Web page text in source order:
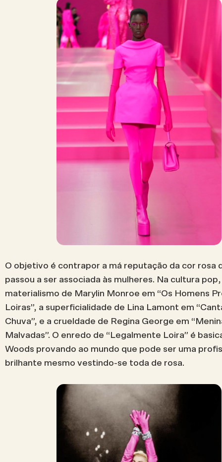
O objetivo é contrapor a má reputação da cor rosa
passou a ser associada às mulheres. Na cultura
materialismo de Marylin Monroe em “Os Homens
Loiras”, a superficialidade de Lina Lamont em
Chuva”, e a crueldade de Regina George em
Malvadas”. O enredo de “Legalmente Loira” é
Woods provando ao mundo que pode ser uma
brilhante mesmo vestindo-se toda de rosa.